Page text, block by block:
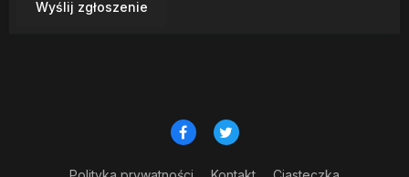
Wyślij zgłoszenie